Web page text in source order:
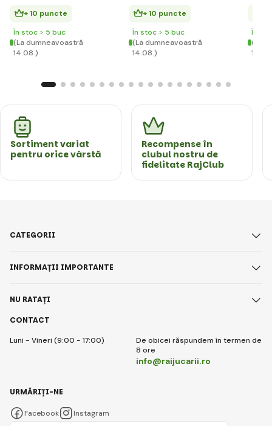
+ 10 puncte
În stoc > 5 buc
(La dumneavoastră
14.08.)
+ 10 puncte
În stoc > 5 buc
(La dumneavoastră
14.08.)
În
(La
Sortiment variat
pentru orice vârstă
Recompense în
clubul nostru de
fidelitate RajClub
CONTACT
Luni - Vineri (9:00 - 17:00)
De obicei răspundem în termen de
8 ore
info@raijucarii.ro
CATEGORII
INFORMAȚII IMPORTANTE
NU RATAȚI
URMĂRIȚI-NE
Facebook Instagram